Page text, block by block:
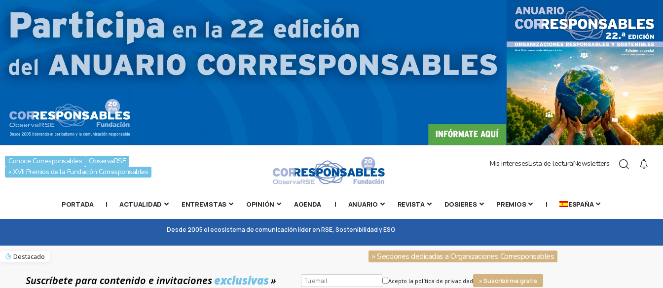
Conoce Corresponsables
ObservaRSE
» XVII Premios de la Fundación Corresponsables
Mis interesesLista de lecturaNewsletters
PORTADA | ACTUALIDAD ENTREVISTAS OPINIÓN AGENDA | ANUARIO REVISTA DOSIERES PREMIOS | ESPAÑA
Desde 2005 el ecosistema de comunicación líder en RSE, Sostenibilidad y ESG
Destacado » Secciones dedicadas a Organizaciones Corresponsables
Suscríbete para contenido e invitacionesexclusivas» Acepto la política de privacidad » Suscribirme gratis